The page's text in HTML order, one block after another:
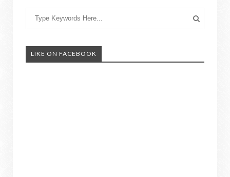
LIKE ON FACEBOOK